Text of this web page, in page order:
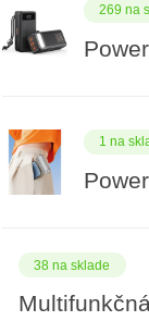
269 na
1 na
38 na sklade